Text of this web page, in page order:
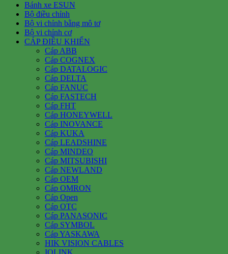
Bánh xe ESUN
Bộ điều chỉnh
Bộ vi chỉnh bằng mô tơ
Bộ vi chỉnh cơ
CÁP ĐIỀU KHIỂN
Cáp ABB
Cáp COGNEX
Cáp DATALOGIC
Cáp DELTA
Cáp FANUC
Cáp FASTECH
Cáp FHT
Cáp HONEYWELL
Cáp INOVANCE
Cáp KUKA
Cáp LEADSHINE
Cáp MINDEO
Cáp MITSUBISHI
Cáp NEWLAND
Cáp OEM
Cáp OMRON
Cáp Open
Cáp OTC
Cáp PANASONIC
Cáp SYMBOL
Cáp YASKAWA
HIK VISION CABLES
IOLINK